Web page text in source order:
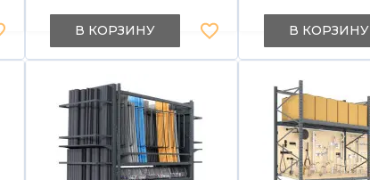
В КОРЗИНУ В КОРЗИНУ